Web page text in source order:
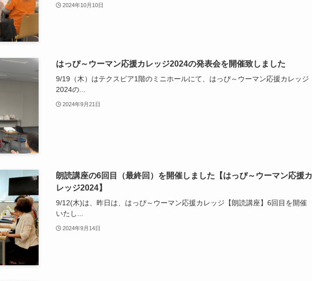
2024年10月10日
はっぴ～ウーマン応援カレッジ2024の発表会を開催致しました
9/19（木）はテクスピア1階のミニホールにて、はっぴ～ウーマン応援カレッジ
2024の...
2024年9月21日
朗読講座の6回目（最終回）を開催しました【はっぴ～ウーマン応援カ
レッジ2024】
9/12(木)は、昨日は、はっぴ～ウーマン応援カレッジ【朗読講座】6回目を開催
いたし...
2024年9月14日